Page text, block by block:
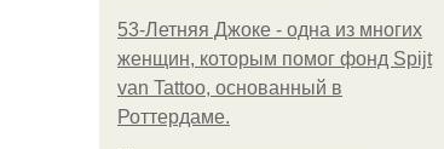
53-Летняя Джоке - одна из многих
женщин, которым помог фонд Spijt
van Tattoo, основанный в
Роттердаме.